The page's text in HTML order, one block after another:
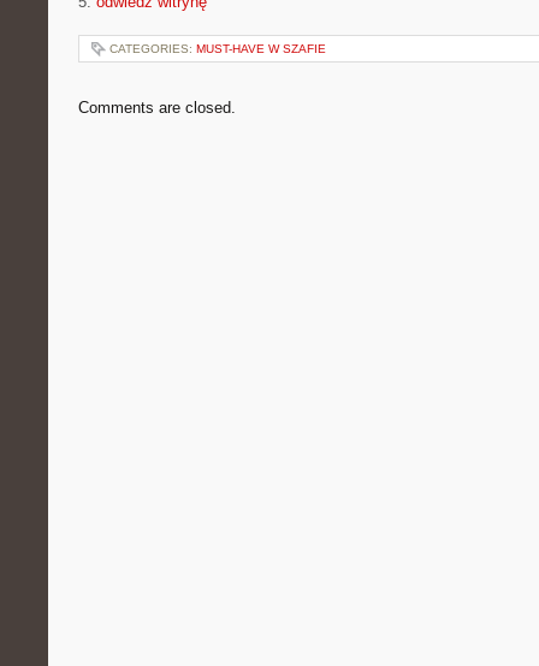
CATEGORIES: MUST-HAVE W SZAFIE
Comments are closed.